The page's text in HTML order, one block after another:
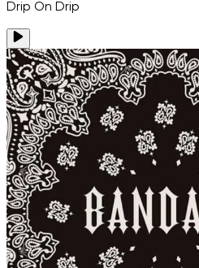
Drip On Drip